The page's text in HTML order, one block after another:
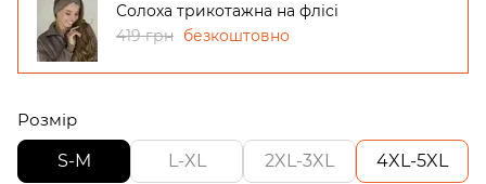
Солоха трикотажна на флісі
419 грн безкоштовно
Розмір
S-M
L-XL 2XL-3XL 4XL-5XL